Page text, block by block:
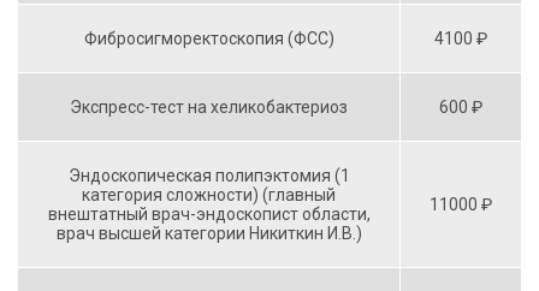
Фибросигморектоскопия (ФСС) 4100 ₽
Экспресс-тест на хеликобактериоз 600 ₽
Эндоскопическая полипэктомия (1
категория сложности) (главный
внештатный врач-эндоскопист области,
врач высшей категории Никиткин И.В.)
11000 ₽